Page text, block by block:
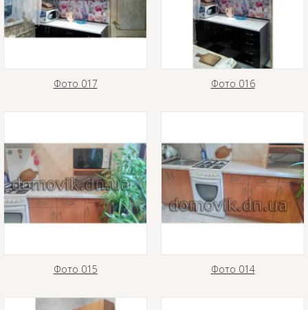
Фото 017 Фото 016
Фото 015 Фото 014